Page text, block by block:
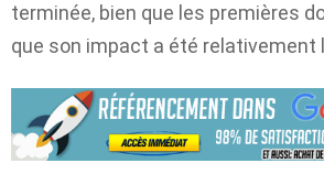
terminée, bien que les premières
que son impact a été relativement